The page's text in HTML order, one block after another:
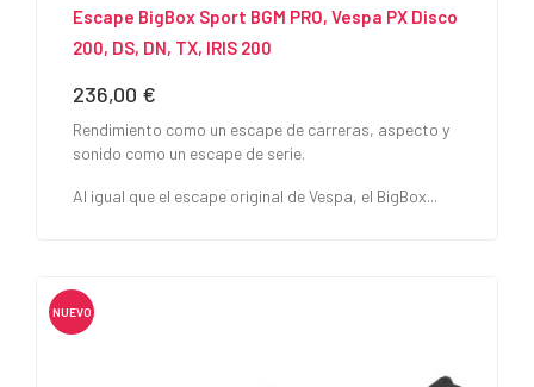
Escape BigBox Sport BGM PRO, Vespa PX Disco
200, DS, DN, TX, IRIS 200
Precio
236,00 €
Rendimiento como un escape de carreras, aspecto y
sonido como un escape de serie.
Al igual que el escape original de Vespa, el BigBox...
NUEVO